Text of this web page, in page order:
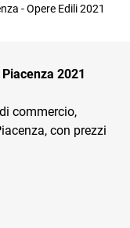
- Opere Edili 2021
2021
commercio,
con prezzi